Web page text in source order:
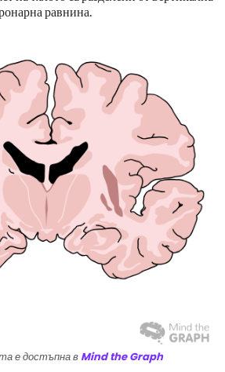
равнина.
е достъпна в Mind the Graph